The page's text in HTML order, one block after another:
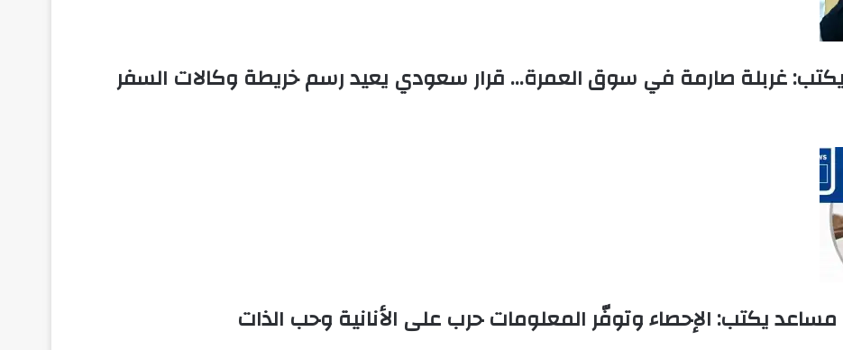
غربلة صارمة في سوق العمرة… قرار سعودي يعيد رسم خريطة وكالات السفر
يكتب: الإحصاء وتوفّر المعلومات حرب على الأنانية وحب الذات